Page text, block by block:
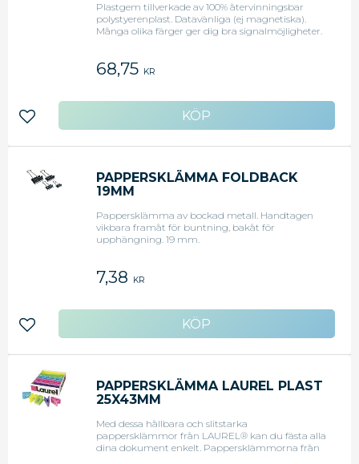
Plastgem tillverkade av 100% återvinningsbar
polystyerenplast. Datavänliga (ej magnetiska).
Många olika färger ger dig bra signalmöjligheter.
68,75 KR
Lägg till i favoriter
PAPPERSKLÄMMA FOLDBACK
19MM
Pappersklämma av bockad metall. Handtagen
vikbara framåt för buntning, bakåt för
upphängning. 19 mm.
7,38 KR
Lägg till i favoriter
PAPPERSKLÄMMA LAUREL PLAST
25X43MM
Med dessa hållbara och slitstarka
pappersklämmor från LAUREL® kan du fästa alla
dina dokument enkelt. Pappersklämmorna från